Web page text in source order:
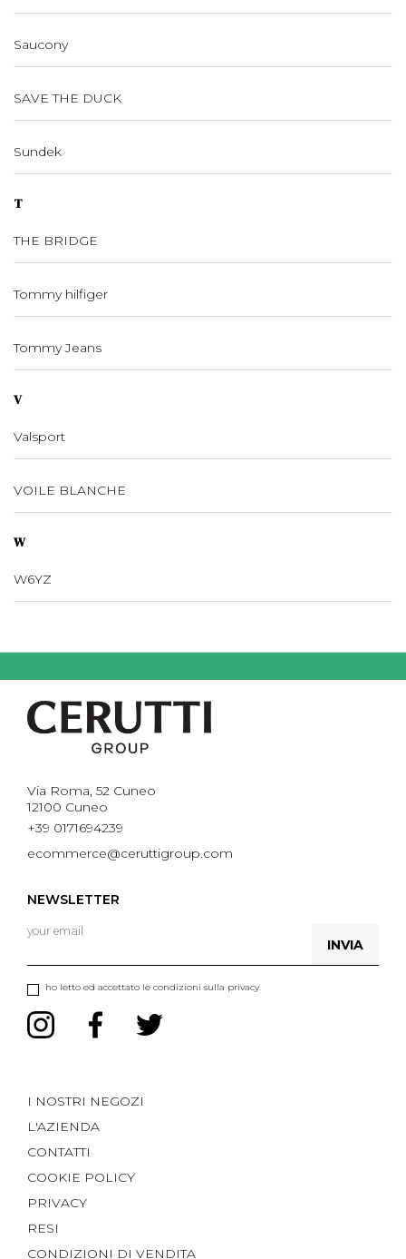
Saucony
SAVE THE DUCK
Sundek
T
THE BRIDGE
Tommy hilfiger
Tommy Jeans
V
Valsport
VOILE BLANCHE
W
W6YZ
Via Roma, 52 Cuneo
12100 Cuneo
+39 0171694239
ecommerce@ceruttigroup.com
NEWSLETTER
ho letto ed accettato le condizioni sulla privacy.
INVIA
I NOSTRI NEGOZI
L'AZIENDA
CONTATTI
COOKIE POLICY
PRIVACY
RESI
CONDIZIONI DI VENDITA